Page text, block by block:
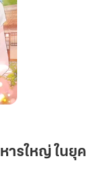
ารใหญ่ ในยุค